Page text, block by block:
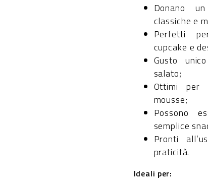
Donano
classiche e
Perfetti
cupcake e
Gusto
salato;
Ottimi per
mousse;
Possono
semplice
Pronti
praticità.
Ideali per: